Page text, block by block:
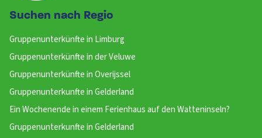
Suchen nach Regio
Gruppenunterkünfte in Limburg
Gruppenunterkünfte in der Veluwe
Gruppenunterkünfte in Overijssel
Gruppenunterkunfte in Gelderland
Ein Wochenende in einem Ferienhaus auf den Watteninseln?
Gruppenunterkunfte in Gelderland